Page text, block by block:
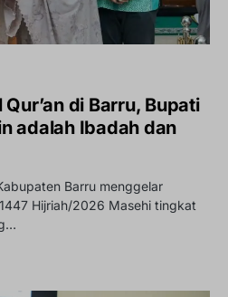
di Barru, Bupati
adalah Ibadah dan
Barru menggelar
Hijriah/2026 Masehi tingkat